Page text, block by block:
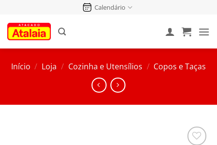
conteúdo
Calendário
Início / Loja / Cozinha e Utensílios / Copos e Taças